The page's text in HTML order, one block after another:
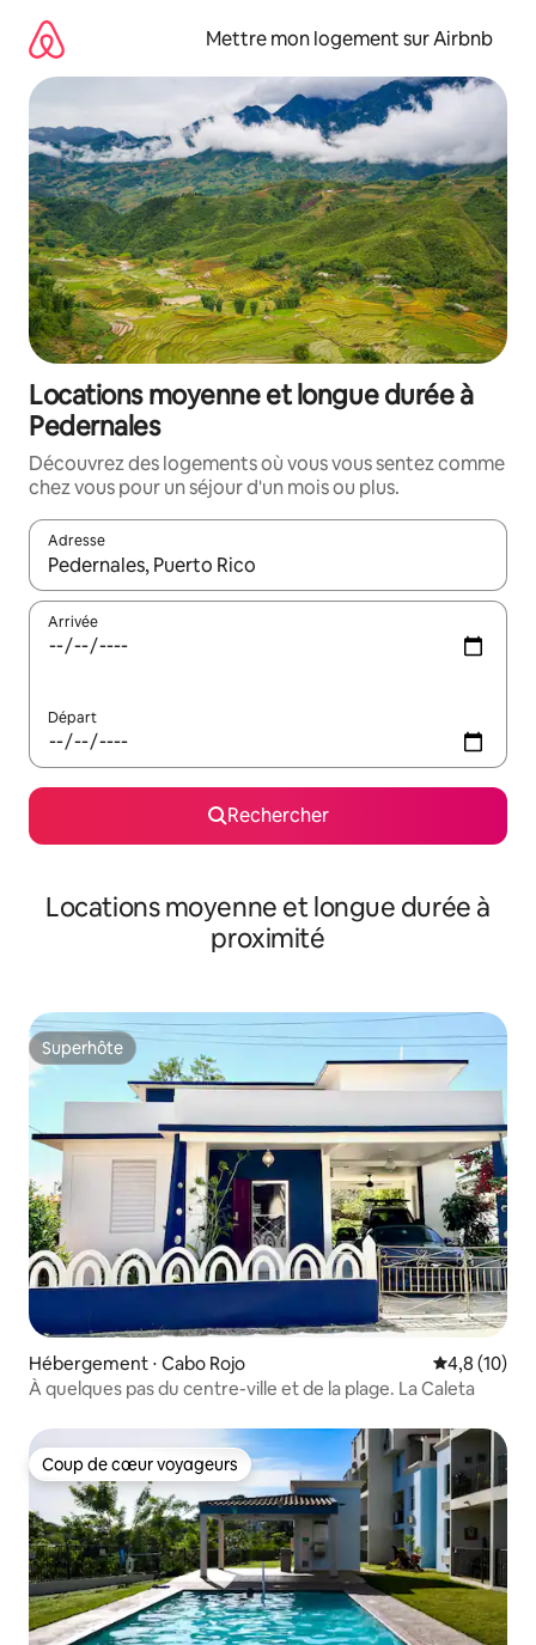
directement
contenu
Mettre mon logement sur Airbnb
Locations moyenne et longue durée à
Pedernales
Découvrez des logements où vous vous sentez comme
chez vous pour un séjour d'un mois ou plus.
Adresse
Lorsque les résultats s'affichent, utilisez les flèches vers le
Arrivée
Départ
Rechercher
Locations moyenne et longue durée à
proximité
Superhôte
Superhôte
Hébergement ⋅ Cabo Rojo Évaluation
4,8 (10)
À quelques pas du centre-ville et de la plage. La Caleta
Coup de cœur voyageurs
Coup de cœur voyageurs